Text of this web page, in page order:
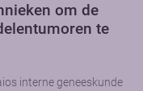
om de
te
interne geneeskunde